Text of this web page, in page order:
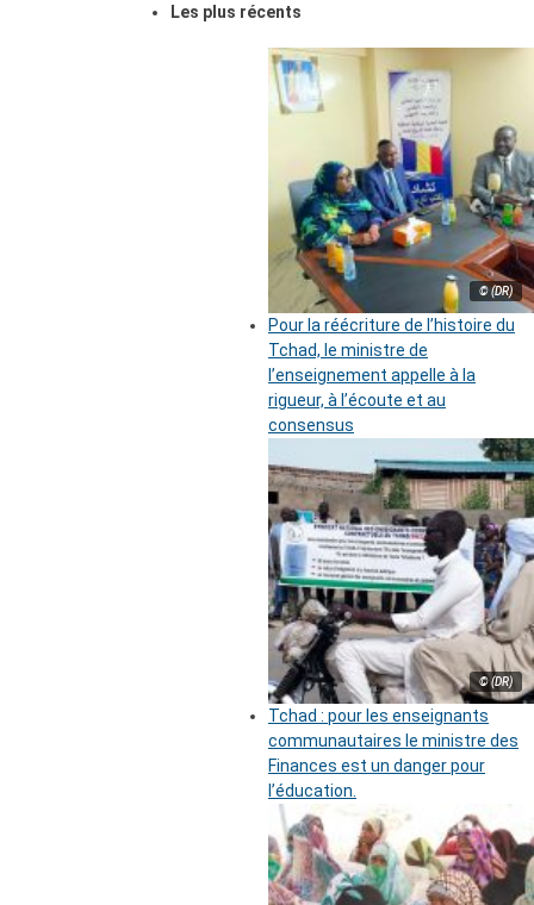
Les plus récents
© (DR)
Pour la réécriture de l’histoire du
Tchad, le ministre de
l’enseignement appelle à la
rigueur, à l’écoute et au
consensus
© (DR)
Tchad : pour les enseignants
communautaires le ministre des
Finances est un danger pour
l’éducation.